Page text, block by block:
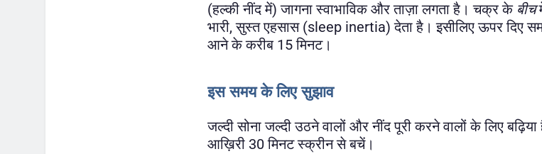
(हल्की नींद में) जागना स्वाभाविक और ताज़ा लगता है। चक्र के बीच
भारी, सुस्त एहसास (sleep inertia) देता है। इसीलिए ऊपर दिए
आने के करीब 15 मिनट।
इस समय के लिए सुझाव
जल्दी सोना जल्दी उठने वालों और नींद पूरी करने वालों के लिए
आख़िरी 30 मिनट स्क्रीन से बचें।